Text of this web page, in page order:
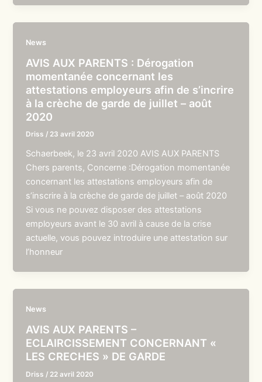
News
AVIS AUX PARENTS : Dérogation
momentanée concernant les
attestations employeurs afin de s’incrire
à la crèche de garde de juillet – août
2020
Driss / 23 avril 2020
Schaerbeek, le 23 avril 2020 AVIS AUX PARENTS
Chers parents, Concerne :Dérogation momentanée
concernant les attestations employeurs afin de
s’inscrire à la crèche de garde de juillet – août 2020
Si vous ne pouvez disposer des attestations
employeurs avant le 30 avril à cause de la crise
actuelle, vous pouvez introduire une attestation sur
l’honneur
News
AVIS AUX PARENTS –
ECLAIRCISSEMENT CONCERNANT «
LES CRECHES » DE GARDE
Driss / 22 avril 2020